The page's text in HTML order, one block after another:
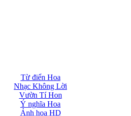
Từ điển Hoa
Nhạc Không Lời
Vườn Tí Hon
Ý nghĩa Hoa
Ảnh hoa HD